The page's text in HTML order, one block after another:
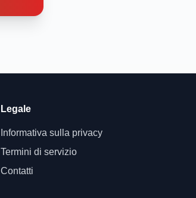
Legale
Informativa sulla privacy
Termini di servizio
Contatti